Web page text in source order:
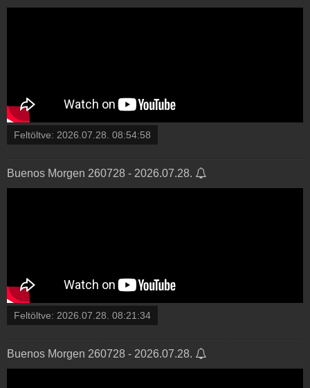
Feltöltve: 2026.07.28. 08:54:58
Buenos Morgen 260728 - 2026.07.28.
Feltöltve: 2026.07.28. 08:21:34
Buenos Morgen 260728 - 2026.07.28.